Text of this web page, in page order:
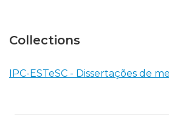
Collections
IPC-ESTeSC - Dissertações de